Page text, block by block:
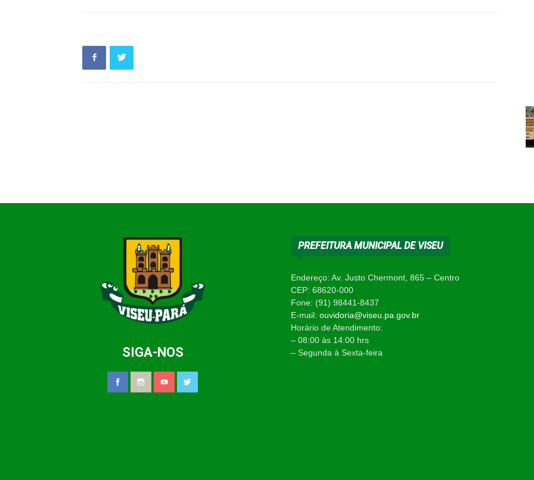
SIGA-NOS
PREFEITURA MUNICIPAL DE VISEU
Endereço: Av. Justo Chermont, 865 – Centro
CEP: 68620-000
Fone: (91) 98441-8437
E-mail: ouvidoria@viseu.pa.gov.br
Horário de Atendimento:
– 08:00 às 14:00 hrs
– Segunda à Sexta-feira